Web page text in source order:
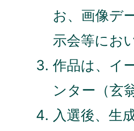
お、画像デ
示会等にお
作品は、イ
ンター（玄
入選後、生